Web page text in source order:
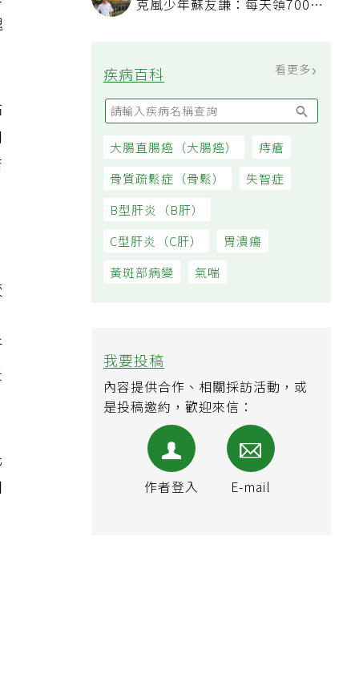
克風少年蘇友謙：每天領700元
疾病百科
大腸直腸癌（大腸癌） 痔瘡
骨質疏鬆症（骨鬆） 失智症
B型肝炎（B肝）
C型肝炎（C肝）
黃斑部病變
我要投稿
內容提供合作、相關採訪活動，或
是投稿邀約，歡迎來信：